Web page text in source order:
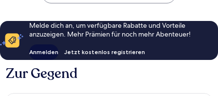
Melde dich an, um verfügbare Rabatte und Vorteile
anzuzeigen. Mehr Prämien für noch mehr Abenteuer!
Anmelden Jetzt kostenlos registrieren
Zur Gegend